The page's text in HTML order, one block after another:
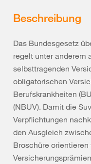
Beschreibung
Das Bundesgesetz
regelt unter anderem
selbsttragenden
obligatorischen
Berufskrankheiten
(NBUV). Damit die
Verpflichtungen
den Ausgleich
Broschüre